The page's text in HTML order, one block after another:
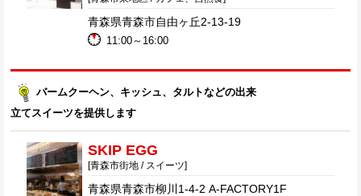
青森県青森市自由ヶ丘2-13-19
11:00～16:00
バームクーヘン、キッシュ、タルトなどの出来
立てスイーツを提供します
SKIP EGG
[青森市街地 / スイーツ]
青森県青森市柳川1-4-2 A-FACTORY1F